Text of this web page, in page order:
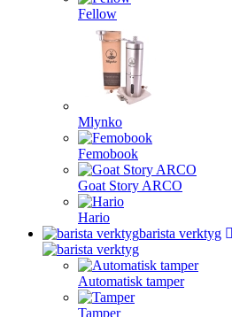
Fellow
Mlynko
Femobook
Goat Story ARCO
Hario
barista verktyg
Automatisk tamper
Tamper